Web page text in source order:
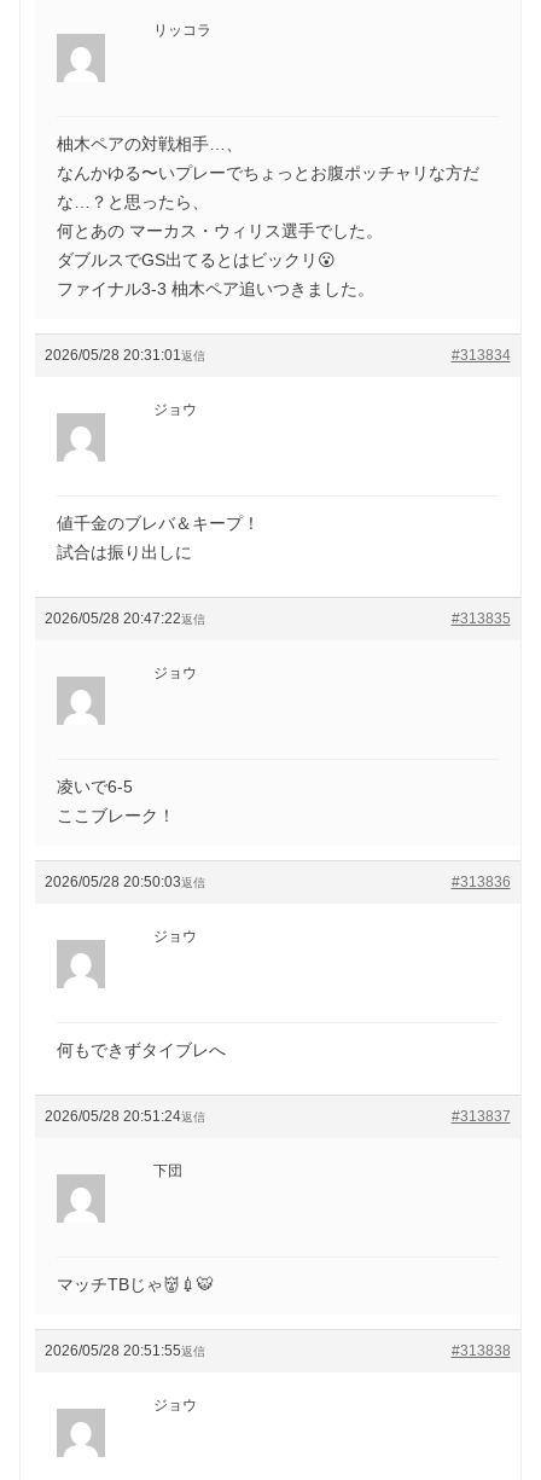
リッコラ
柚木ペアの対戦相手…、
なんかゆる〜いプレーでちょっとお腹ポッチャリな方だ
な…？と思ったら、
何とあの マーカス・ウィリス選手でした。
ダブルスでGS出てるとはビックリ😮
ファイナル3-3 柚木ペア追いつきました。
2026/05/28 20:31:01 #313834
返信
ジョウ
値千金のブレバ＆キープ！
試合は振り出しに
2026/05/28 20:47:22 #313835
返信
ジョウ
凌いで6-5
ここブレーク！
2026/05/28 20:50:03 #313836
返信
ジョウ
何もできずタイブレへ
2026/05/28 20:51:24 #313837
返信
下団
マッチTBじゃ👹💉🐯
2026/05/28 20:51:55 #313838
返信
ジョウ